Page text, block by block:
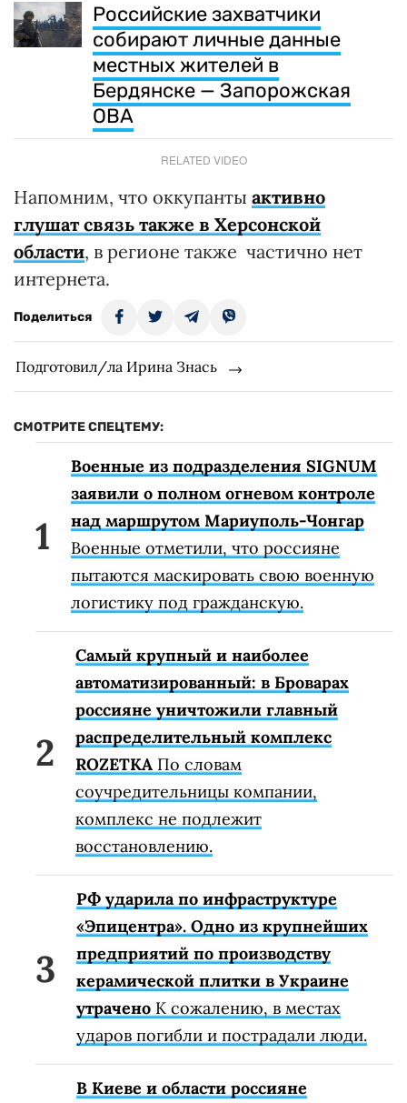
Российские захватчики
собирают личные данные
местных жителей в
Бердянске — Запорожская
ОВА
RELATED VIDEO
Напомним, что оккупанты активно
глушат связь также в Херсонской
области, в регионе также частично нет
интернета.
Поделиться
Подготовил/ла Ирина Знась
СМОТРИТЕ СПЕЦТЕМУ:
Военные из подразделения SIGNUM
заявили о полном огневом контроле
над маршрутом Мариуполь-Чонгар
Военные отметили, что россияне
пытаются маскировать свою военную
логистику под гражданскую.
Самый крупный и наиболее
автоматизированный: в Броварах
россияне уничтожили главный
распределительный комплекс
ROZETKA По словам
соучредительницы компании,
комплекс не подлежит
восстановлению.
РФ ударила по инфраструктуре
«Эпицентра». Одно из крупнейших
предприятий по производству
керамической плитки в Украине
утрачено К сожалению, в местах
ударов погибли и пострадали люди.
В Киеве и области россияне